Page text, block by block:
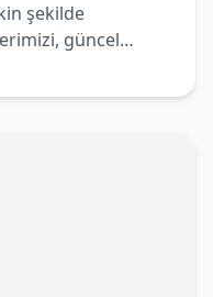
şekilde
güncel
ederek